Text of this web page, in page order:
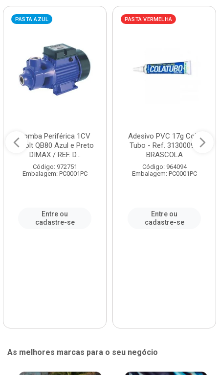
PASTA AZUL
Bomba Periférica 1CV
Bivolt QB80 Azul e Preto
DIMAX / REF. D...
Código: 972751
Embalagem: PC0001PC
Entre ou
cadastre-se
PASTA VERMELHA
Adesivo PVC 17g Cola
Tubo - Ref. 3130009 -
BRASCOLA
Código: 964094
Embalagem: PC0001PC
Entre ou
cadastre-se
As melhores marcas para o seu negócio